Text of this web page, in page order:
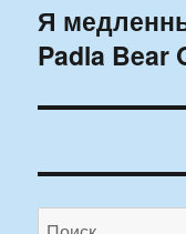
Следующая
запись:
Я
Padla Bear
Искать: